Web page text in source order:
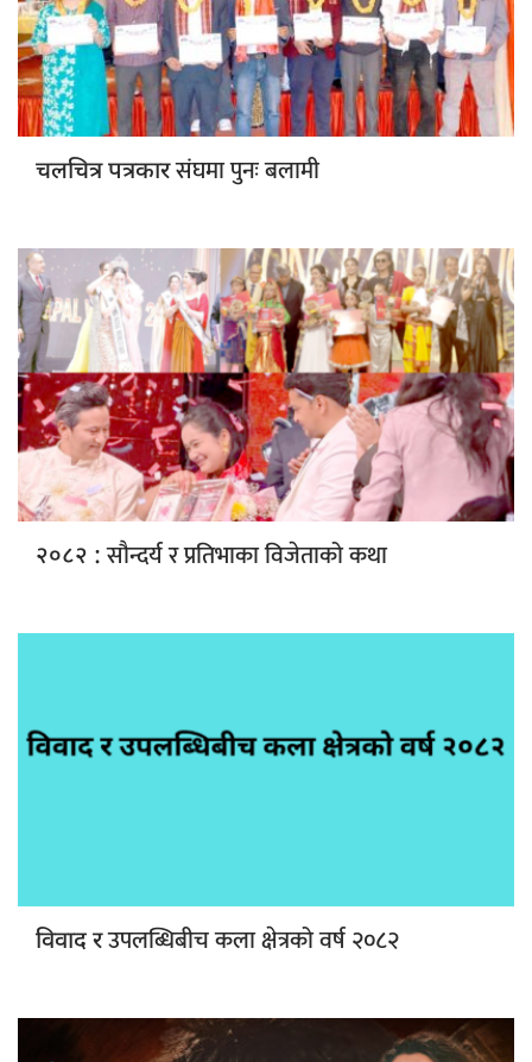
चलचित्र पत्रकारसंघमा पुनः बलामी
२०८२ :सौन्दर्य र प्रतिभाका विजेताको कथा
विवाद रउपलब्धिबीच कला क्षेत्रको वर्ष २०८२